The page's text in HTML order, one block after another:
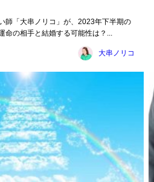
師「大串ノリコ」が、2023年下半期の
命の相手と結婚する可能性は？...
大串ノリコ